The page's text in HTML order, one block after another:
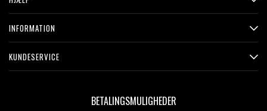
INFORMATION
KUNDESERVICE
BETALINGSMULIGHEDER